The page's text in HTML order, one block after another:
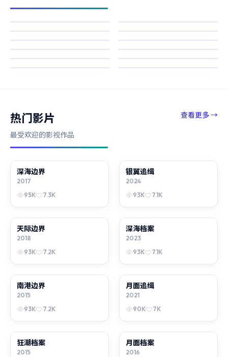
83K
狂潮回响 霓虹回响
白昼档案 月面边界
银翼追缉 失控追缉
热门影片
最受欢迎的影视作品
查看更多→
深海边界
2017
95K
7.3K
银翼追缉
2024
93K
7.1K
天际边界
2018
93K
7.2K
深海档案
2023
93K
7.1K
南港边界
2015
93K
7.2K
月面追缉
2021
90K
7K
狂潮档案
2015
月面档案
2016